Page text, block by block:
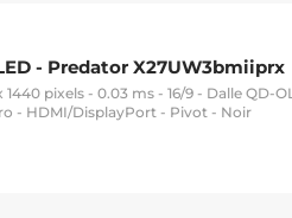
- Predator X27UW3bmiiprx
1440 pixels - 0.03 ms - 16/9 - Dalle QD-
- HDMI/DisplayPort - Pivot - Noir